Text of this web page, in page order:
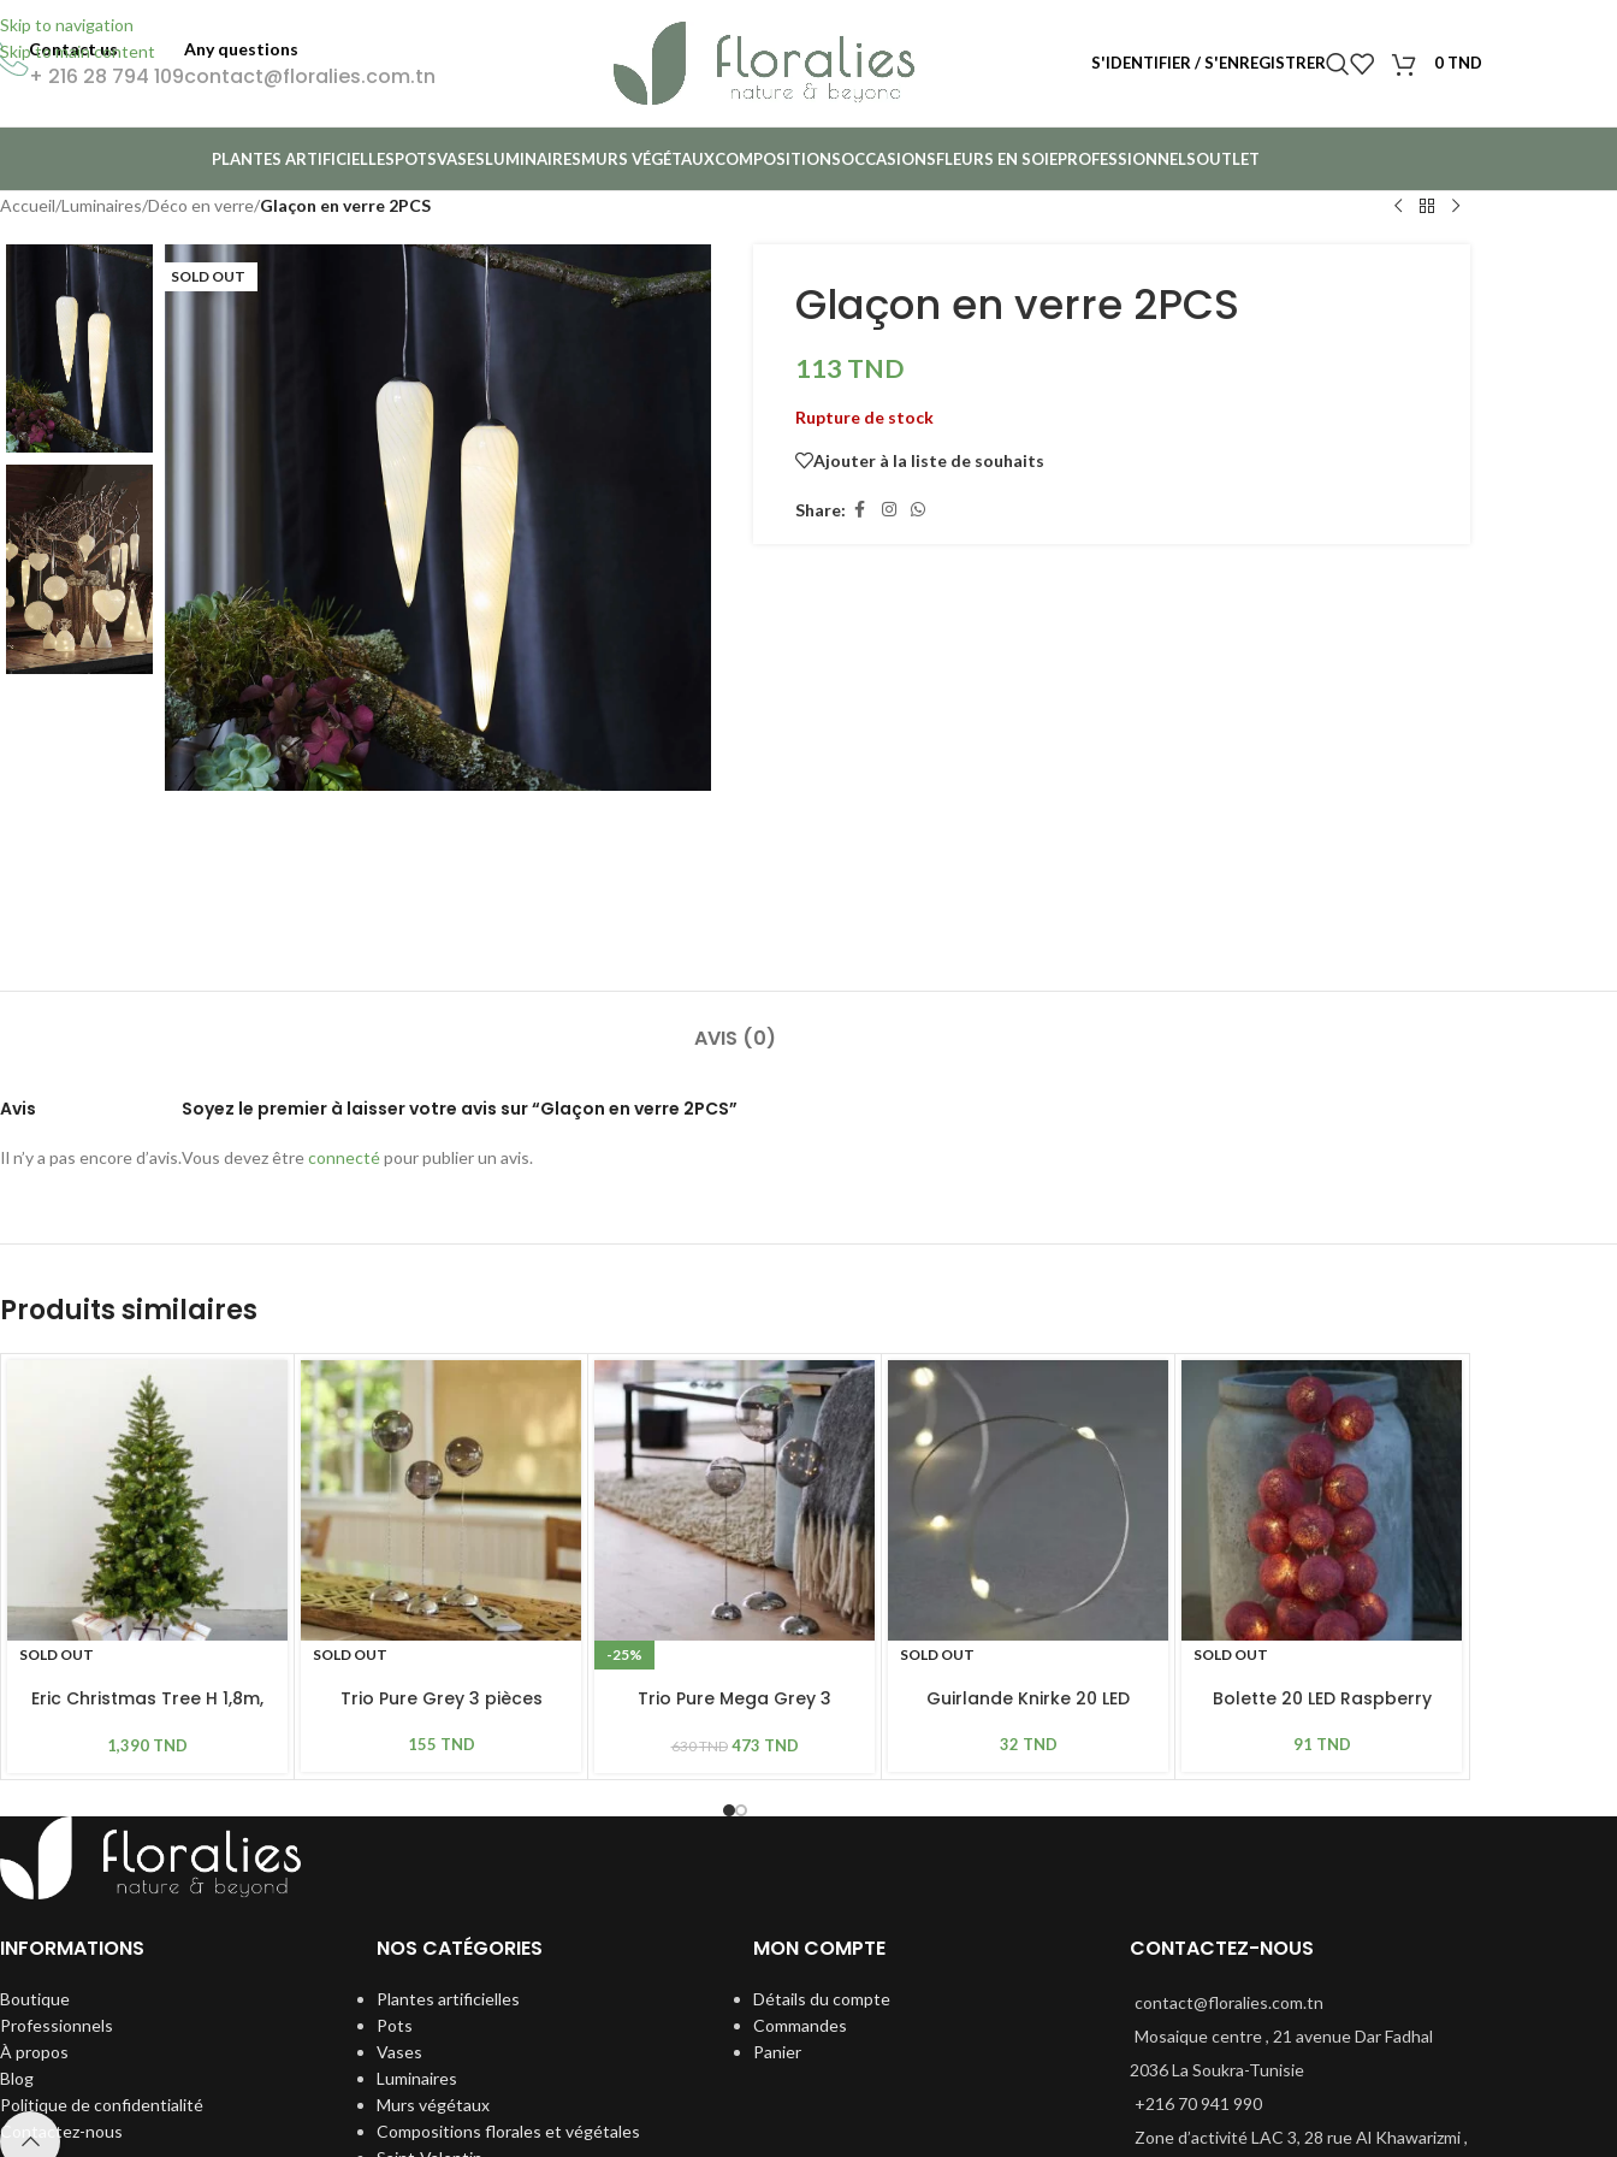
Skip to navigation
Skip to main content
Contact us
+ 216 28 794 109
Any questions
contact@floralies.com.tn S'IDENTIFIER / S'ENREGISTRER 0 TND
PLANTES ARTIFICIELLESPOTSVASESLUMINAIRESMURS VÉGÉTAUXCOMPOSITIONSOCCASIONSFLEURS EN SOIEPROFESSIONNELSOUTLET
Accueil/Luminaires/Déco en verre/Glaçon en verre 2PCS
SOLD OUT Glaçon en verre 2PCS
113 TND
Rupture de stock
Ajouter à la liste de souhaits
Share:
AVIS (0)
Avis
Il n’y a pas encore d’avis.
Soyez le premier à laisser votre avis sur “Glaçon en verre 2PCS”
Vous devez êtreconnectépour publier un avis.
Produits similaires
SOLD OUT
Eric Christmas Tree H 1,8m,
1,390 TND
SOLD OUT
Trio Pure Grey 3 pièces
155 TND
-25%
Trio Pure Mega Grey 3
630TND 473 TND
SOLD OUT
Guirlande Knirke 20 LED
32 TND
SOLD OUT
Bolette 20 LED Raspberry
91 TND
INFORMATIONS
Boutique
Professionnels
À propos
Blog
Politique de confidentialité
Contactez-nous
NOS CATÉGORIES
Plantes artificielles
Pots
Vases
Luminaires
Murs végétaux
Compositions florales et végétales
MON COMPTE
Détails du compte
Commandes
Panier
CONTACTEZ-NOUS
contact@floralies.com.tn
Mosaique centre , 21 avenue Dar Fadhal
2036 La Soukra-Tunisie
+216 70 941 990
Zone d’activité LAC 3, 28 rue Al Khawarizmi ,